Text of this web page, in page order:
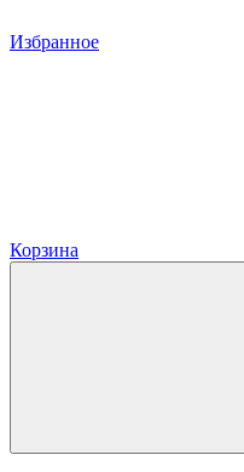
Избранное
Корзина